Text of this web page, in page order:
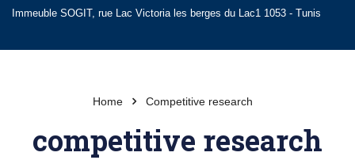
Immeuble SOGIT, rue Lac Victoria les berges du Lac1 1053 - Tunis
Home Competitive research
competitive research